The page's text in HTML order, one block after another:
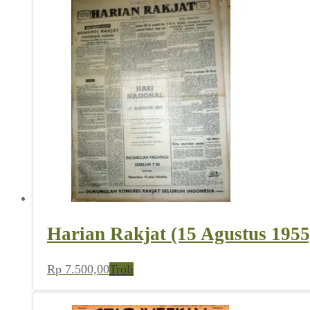
Harian Rakjat (15 Agustus
Rp 7.500,00Troli